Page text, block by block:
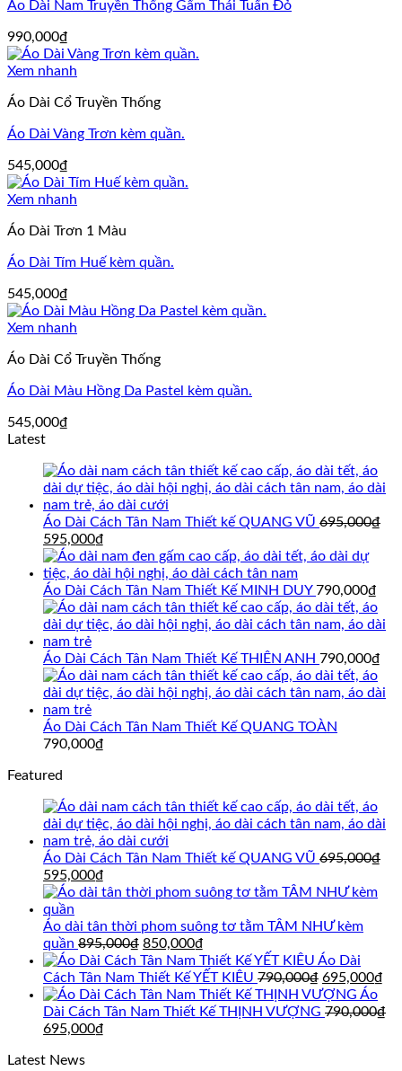
Áo Dài Nam Truyền Thống Gấm Thái Tuấn Đỏ
990,000₫
Xem nhanh
Áo Dài Cổ Truyền Thống
Áo Dài Vàng Trơn kèm quần.
545,000₫
Xem nhanh
Áo Dài Trơn 1 Màu
Áo Dài Tím Huế kèm quần.
545,000₫
Xem nhanh
Áo Dài Cổ Truyền Thống
Áo Dài Màu Hồng Da Pastel kèm quần.
545,000₫
Latest
Áo Dài Cách Tân Nam Thiết kế QUANG VŨ 695,000₫
Giá
gốc
là:
695,000₫.
595,000₫
hiện
tại
là:
595,000₫.
Áo Dài Cách Tân Nam Thiết Kế MINH DUY 790,000₫
Áo Dài Cách Tân Nam Thiết Kế THIÊN ANH 790,000₫
Áo Dài Cách Tân Nam Thiết Kế QUANG TOÀN
790,000₫
Featured
Áo Dài Cách Tân Nam Thiết kế QUANG VŨ 695,000₫
Giá
gốc
là:
695,000₫.
595,000₫
hiện
là:
595,000₫.
Áo dài tân thời phom suông tơ tằm TÂM NHƯ kèm
quần 895,000₫ Giá
gốc
là:
895,000₫.
850,000₫
hiện
tại
là:
850,000₫.
Áo Dài
Cách Tân Nam Thiết Kế YẾT KIÊU 790,000₫ Giá
gốc
là:
695,000₫
tại
Áo
Dài Cách Tân Nam Thiết Kế THỊNH VƯỢNG 790,000₫
Giá
là:
695,000₫
Latest News